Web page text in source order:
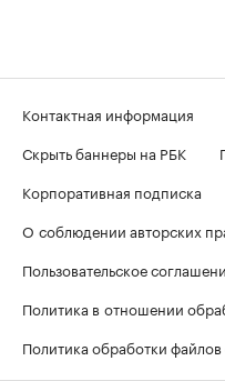
Контактная информация
Скрыть баннеры на РБК
Корпоративная подписка
О соблюдении авторских
Пользовательское
Политика в отношении
Политика обработки